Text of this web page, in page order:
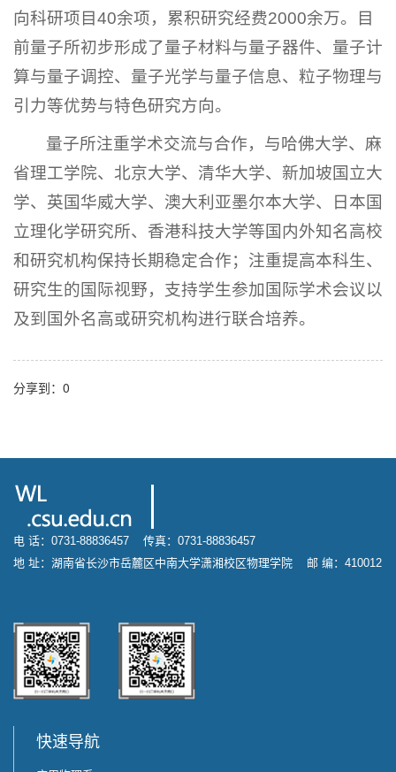
向科研项目40余项，累积研究经费2000余万。目
前量子所初步形成了量子材料与量子器件、量子计
算与量子调控、量子光学与量子信息、粒子物理与
引力等优势与特色研究方向。
量子所注重学术交流与合作，与哈佛大学、麻
省理工学院、北京大学、清华大学、新加坡国立大
学、英国华威大学、澳大利亚墨尔本大学、日本国
立理化学研究所、香港科技大学等国内外知名高校
和研究机构保持长期稳定合作；注重提高本科生、
研究生的国际视野，支持学生参加国际学术会议以
及到国外名高或研究机构进行联合培养。
分享到： 0
电 话：0731-88836457 传真：0731-88836457
地 址：湖南省长沙市岳麓区中南大学潇湘校区物理学院 邮 编：410012
快速导航